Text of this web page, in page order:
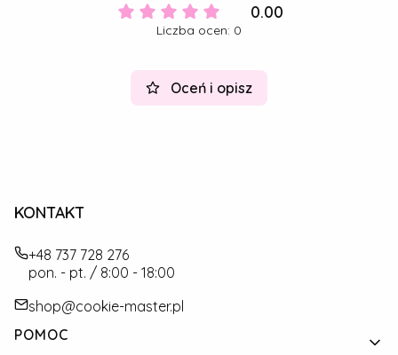
0.00
Liczba ocen: 0
Oceń i opisz
KONTAKT
+48 737 728 276
pon. - pt. / 8:00 - 18:00
shop@cookie-master.pl
Linki w stopce
POMOC